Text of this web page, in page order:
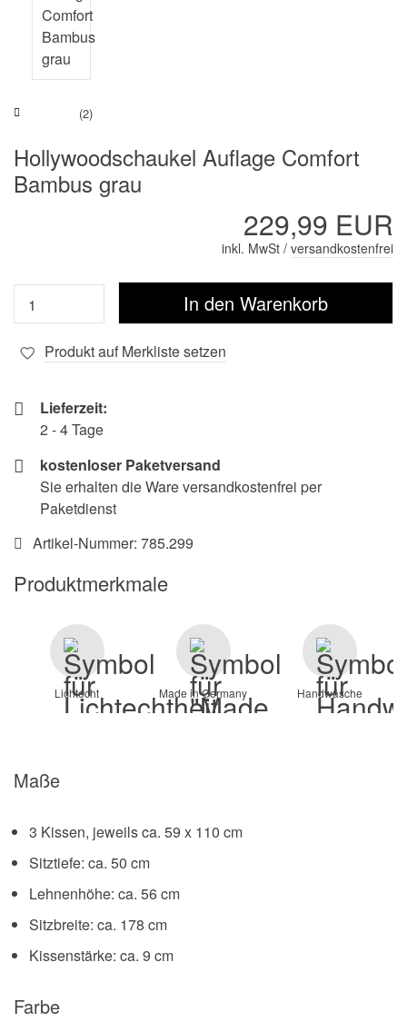
(2)
Hollywoodschaukel Auflage Comfort
Bambus grau
229,99 EUR
inkl. MwSt / versandkostenfrei
Produkt auf Merkliste setzen
Lieferzeit:
2 - 4 Tage
kostenloser Paketversand
Sie erhalten die Ware versandkostenfrei per
Paketdienst
Artikel-Nummer: 785.299
Produktmerkmale
Lichtecht Made in Germany Handwäsche
Maße
3 Kissen, jeweils ca. 59 x 110 cm
Sitztiefe: ca. 50 cm
Lehnenhöhe: ca. 56 cm
Sitzbreite: ca. 178 cm
Kissenstärke: ca. 9 cm
Farbe